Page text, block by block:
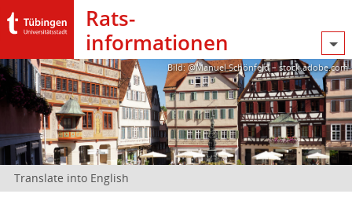
Rats­
informationen
Bild: @Manuel Schönfeld – stock.adobe.com
Translate into English